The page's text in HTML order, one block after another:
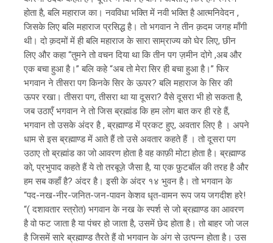
होता है, बलि महाराज का। नवविधा भक्ति में नवी भक्ति है आत्मनिवेदन ,
जिसके लिए बलि महाराज प्रसिद्ध है। तो भगवान ने तीन क़दम जगह माँगी
थी। दो क़दमों में ही बलि महाराज के सारा साम्राज्य को घेर लिए, छीन
लिए और कहा “तुमने तो वचन दिया था कि तीन पग ज़मीन दोगे ,अब और
एक बचा हुआ है।” बलि कहे “अब तो मेरा सिर ही बचा हुआ है।” फिर
भगवान ने तीसरा पग किनके सिर के ऊपर? बलि महाराज के सिर की
ऊपर रखा। तीसरा पग, तीसरा था या दूसरा? वैसे दूसरा भी हो सकता है,
जब उठाएँ भगवान ने तो जिस ब्रह्मांड कि हम लोग बात कर ही रहे हैं,
भगवान तो उसके अंदर है , ब्रह्माण्ड में प्रकट हुए, अवतार लिए है । अपने
धाम से इस ब्रह्माण्ड में आते हैं तो उसे अवतार कहते हैं । तो दूसरा पग
उठाए तो ब्रह्मांड का जो आवरण होता है वह काफ़ी मोटा होता है। ब्रह्माण्ड
को, प्रभुपाद कहते हैं ये तो तरबूज़े जैसा है, या एक फ़ुटबॉल की तरह है और
हम सब कहाँ है? अंदर है। इसी के अंदर १४ भुवन है। तो भगवान के
“पद-नख-नीर-जनित-जन-पावन केशव धृत-वामन रूप जय जगदीश हरे!
“( दशावतार स्त्रोत) भगवान के नख के स्पर्श से जो ब्रह्माण्ड का आवरण
है वो फट जाता है या पंचर हो जाता है, उसमें छेद होता है। तो बाहर जो जल
है जिसमें सारे ब्रह्माण्ड तैरते हैं वो भगवान के अंग से उत्पन्न होता है। उस